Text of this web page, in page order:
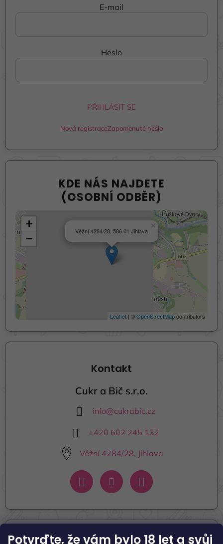
Potvrďte, že vám bylo 18 let a svůj
E-mail
Heslo
PŘIHLÁSIT SE
Nová registraceZapomenuté heslo
KDE NÁS NAJDETE
(OSOBNÍ ODBĚR)
Věžní 4284/28, 586 01 Jihlava
×
+
−
Leaflet | ©OpenStreetMapcontributors
Kontakt
Cukr a Bič s.r.o.
info@cukrabic.cz
+420 602 245 132
Věžní 4284/28, Jihlava